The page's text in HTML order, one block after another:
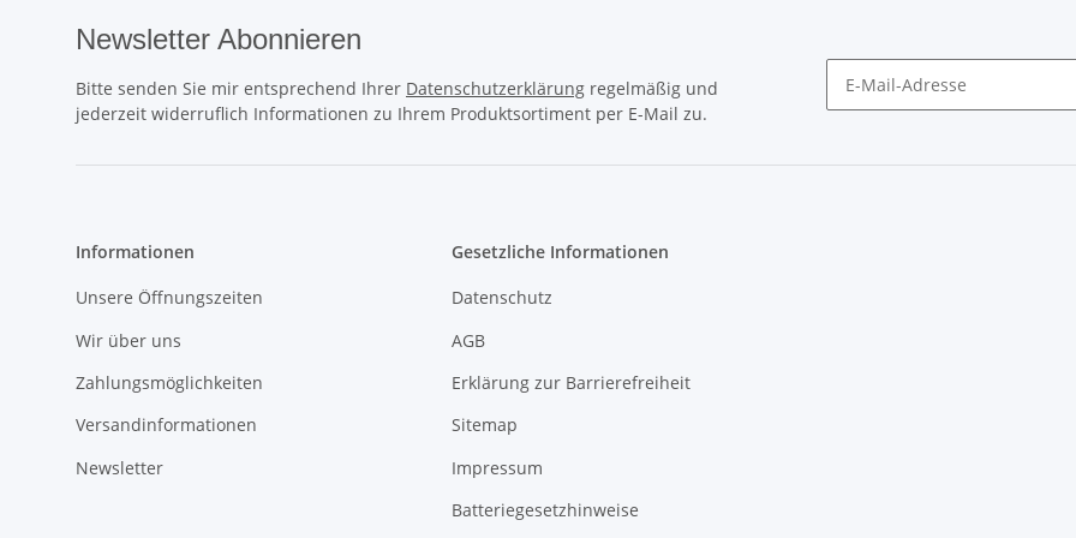
Newsletter Abonnieren
Bitte senden Sie mir entsprechend Ihrer Datenschutzerklärung regelmäßig und
jederzeit widerruflich Informationen zu Ihrem Produktsortiment per E-Mail zu.
Informationen
Unsere Öffnungszeiten
Wir über uns
Zahlungsmöglichkeiten
Versandinformationen
Newsletter
Gesetzliche Informationen
Datenschutz
AGB
Erklärung zur Barrierefreiheit
Sitemap
Impressum
Batteriegesetzhinweise